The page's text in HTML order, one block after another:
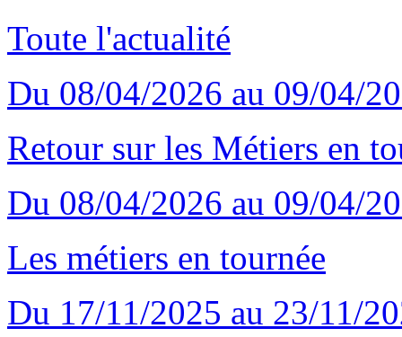
Toute l'actualité
Du 08/04/2026 au 09/04/
Retour sur les Métiers en
Du 08/04/2026 au 09/04/
Les métiers en tournée
Du 17/11/2025 au 23/11/